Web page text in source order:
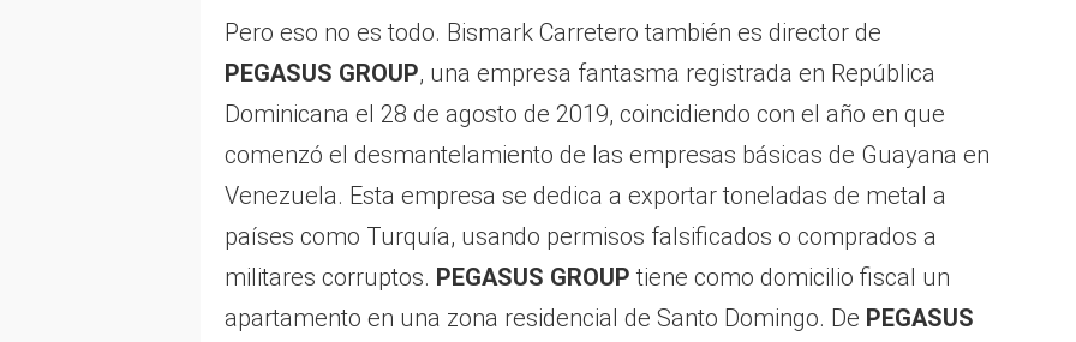
Pero eso no es todo. Bismark Carretero también es director de
PEGASUS GROUP, una empresa fantasma registrada en República
Dominicana el 28 de agosto de 2019, coincidiendo con el año en que
comenzó el desmantelamiento de las empresas básicas de Guayana en
Venezuela. Esta empresa se dedica a exportar toneladas de metal a
países como Turquía, usando permisos falsificados o comprados a
militares corruptos. PEGASUS GROUP tiene como domicilio fiscal un
apartamento en una zona residencial de Santo Domingo. De PEGASUS